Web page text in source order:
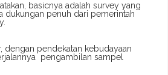
basicnya adalah survey yang
dukungan penuh dari pemerintah
dengan pendekatan kebudayaan
pengambilan sampel